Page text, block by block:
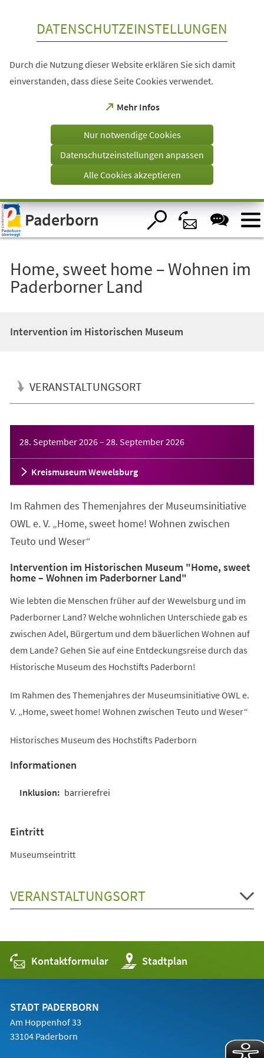
Visuelle
Assistenzsoftware
öffnen.
DATENSCHUTZEINSTELLUNGEN
Durch die Nutzung dieser Website erklären Sie sich damit
einverstanden, dass diese Seite Cookies verwendet.
Mehr Infos
(Öffnet
einem
Tab)
Nur notwendige Cookies
Datenschutzeinstellungen anpassen
Alle Cookies akzeptieren
Paderborn
Home, sweet home – Wohnen im
Paderborner Land
Intervention im Historischen Museum
VERANSTALTUNGSORT
28. September 2026– 28. September 2026
Kreismuseum Wewelsburg
Im Rahmen des Themenjahres der Museumsinitiative
OWL e. V. „Home, sweet home! Wohnen zwischen
Teuto und Weser“
Intervention im Historischen Museum "Home, sweet
home – Wohnen im Paderborner Land"
Wie lebten die Menschen früher auf der Wewelsburg und im
Paderborner Land? Welche wohnlichen Unterschiede gab es
zwischen Adel, Bürgertum und dem bäuerlichen Wohnen auf
dem Lande? Gehen Sie auf eine Entdeckungsreise durch das
Historische Museum des Hochstifts Paderborn!
Im Rahmen des Themenjahres der Museumsinitiative OWL e.
V. „Home, sweet home! Wohnen zwischen Teuto und Weser“
Historisches Museum des Hochstifts Paderborn
Informationen
barrierefrei
Eintritt
Museumseintritt
VERANSTALTUNGSORT
Kontaktformular Stadtplan
(Öffnet
in
einem
STADT PADERBORN
Am Hoppenhof 33
33104 Paderborn